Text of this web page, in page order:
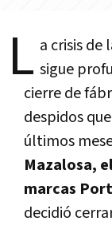
L a crisis de
sigue
cierre de
despidos
últimos
Mazalosa,
marcas
decidió